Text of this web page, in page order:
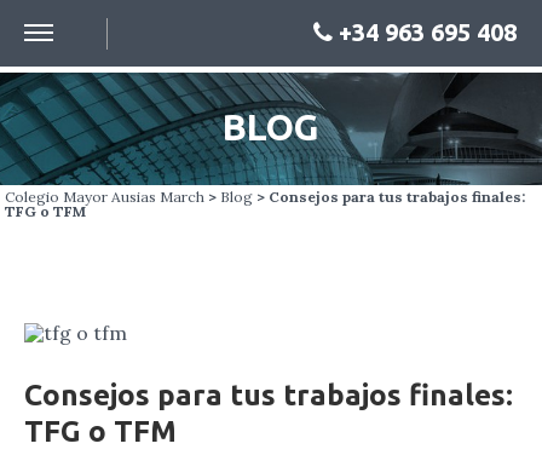
+34 963 695 408
BLOG
Colegio Mayor Ausias March > Blog > Consejos para tus trabajos finales:
TFG o TFM
Consejos para tus trabajos finales:
TFG o TFM